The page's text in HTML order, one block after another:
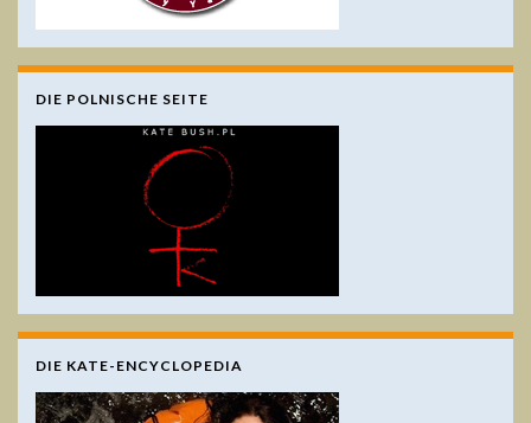
DIE POLNISCHE SEITE
DIE KATE-ENCYCLOPEDIA